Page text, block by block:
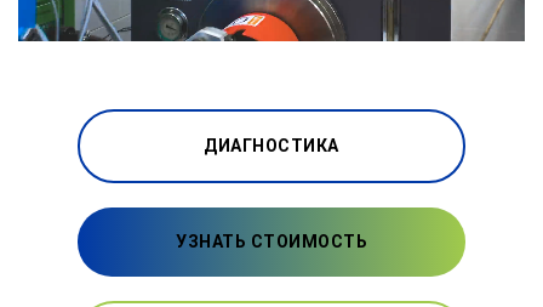
ДИАГНОСТИКА
УЗНАТЬ СТОИМОСТЬ